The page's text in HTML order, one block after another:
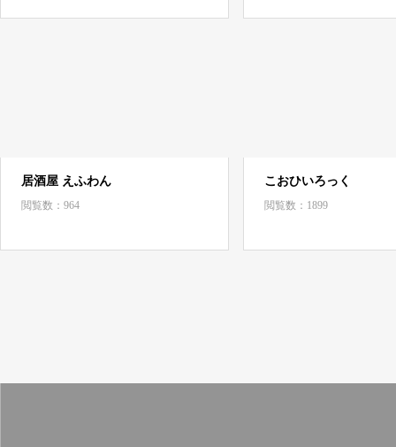
居酒屋 えふわん
閲覧数：964
こおひいろっく
閲覧数：1899